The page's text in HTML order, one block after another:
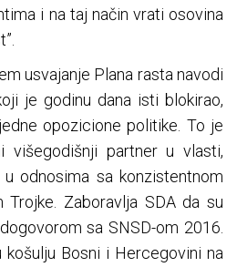
i na taj način vrati osovina
usvajanje Plana rasta navodi
je godinu dana isti blokirao,
opozicione politike. To je
višegodišnji partner u vlasti,
odnosima sa konzistentnom
Trojke. Zaboravlja SDA da su
sa SNSD-om 2016.
košulju Bosni i Hercegovini na